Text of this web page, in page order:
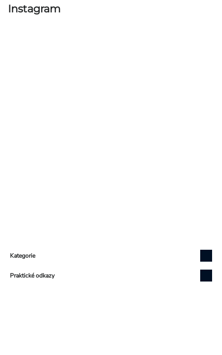
Instagram
Kategorie
Praktické odkazy